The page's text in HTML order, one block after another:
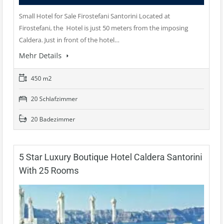
Small Hotel for Sale Firostefani Santorini Located at
Firostefani, the Hotel is just 50 meters from the imposing
Caldera. Just in front of the hotel…
Mehr Details
450 m2
20 Schlafzimmer
20 Badezimmer
5 Star Luxury Boutique Hotel Caldera Santorini
With 25 Rooms